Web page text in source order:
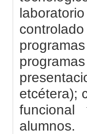
etcétera);
alumnos.